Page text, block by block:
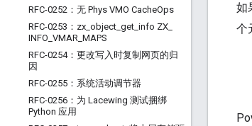
RFC-0252：无 Phys VMO CacheOps
RFC-0253：zx object get info ZX
INFO VMAR MAPS
RFC-0254：更改写入时复制网页的归
因
RFC-0255：系统活动调节器
RFC-0256：为 Lacewing 测试捆绑
Python 应用
如
个